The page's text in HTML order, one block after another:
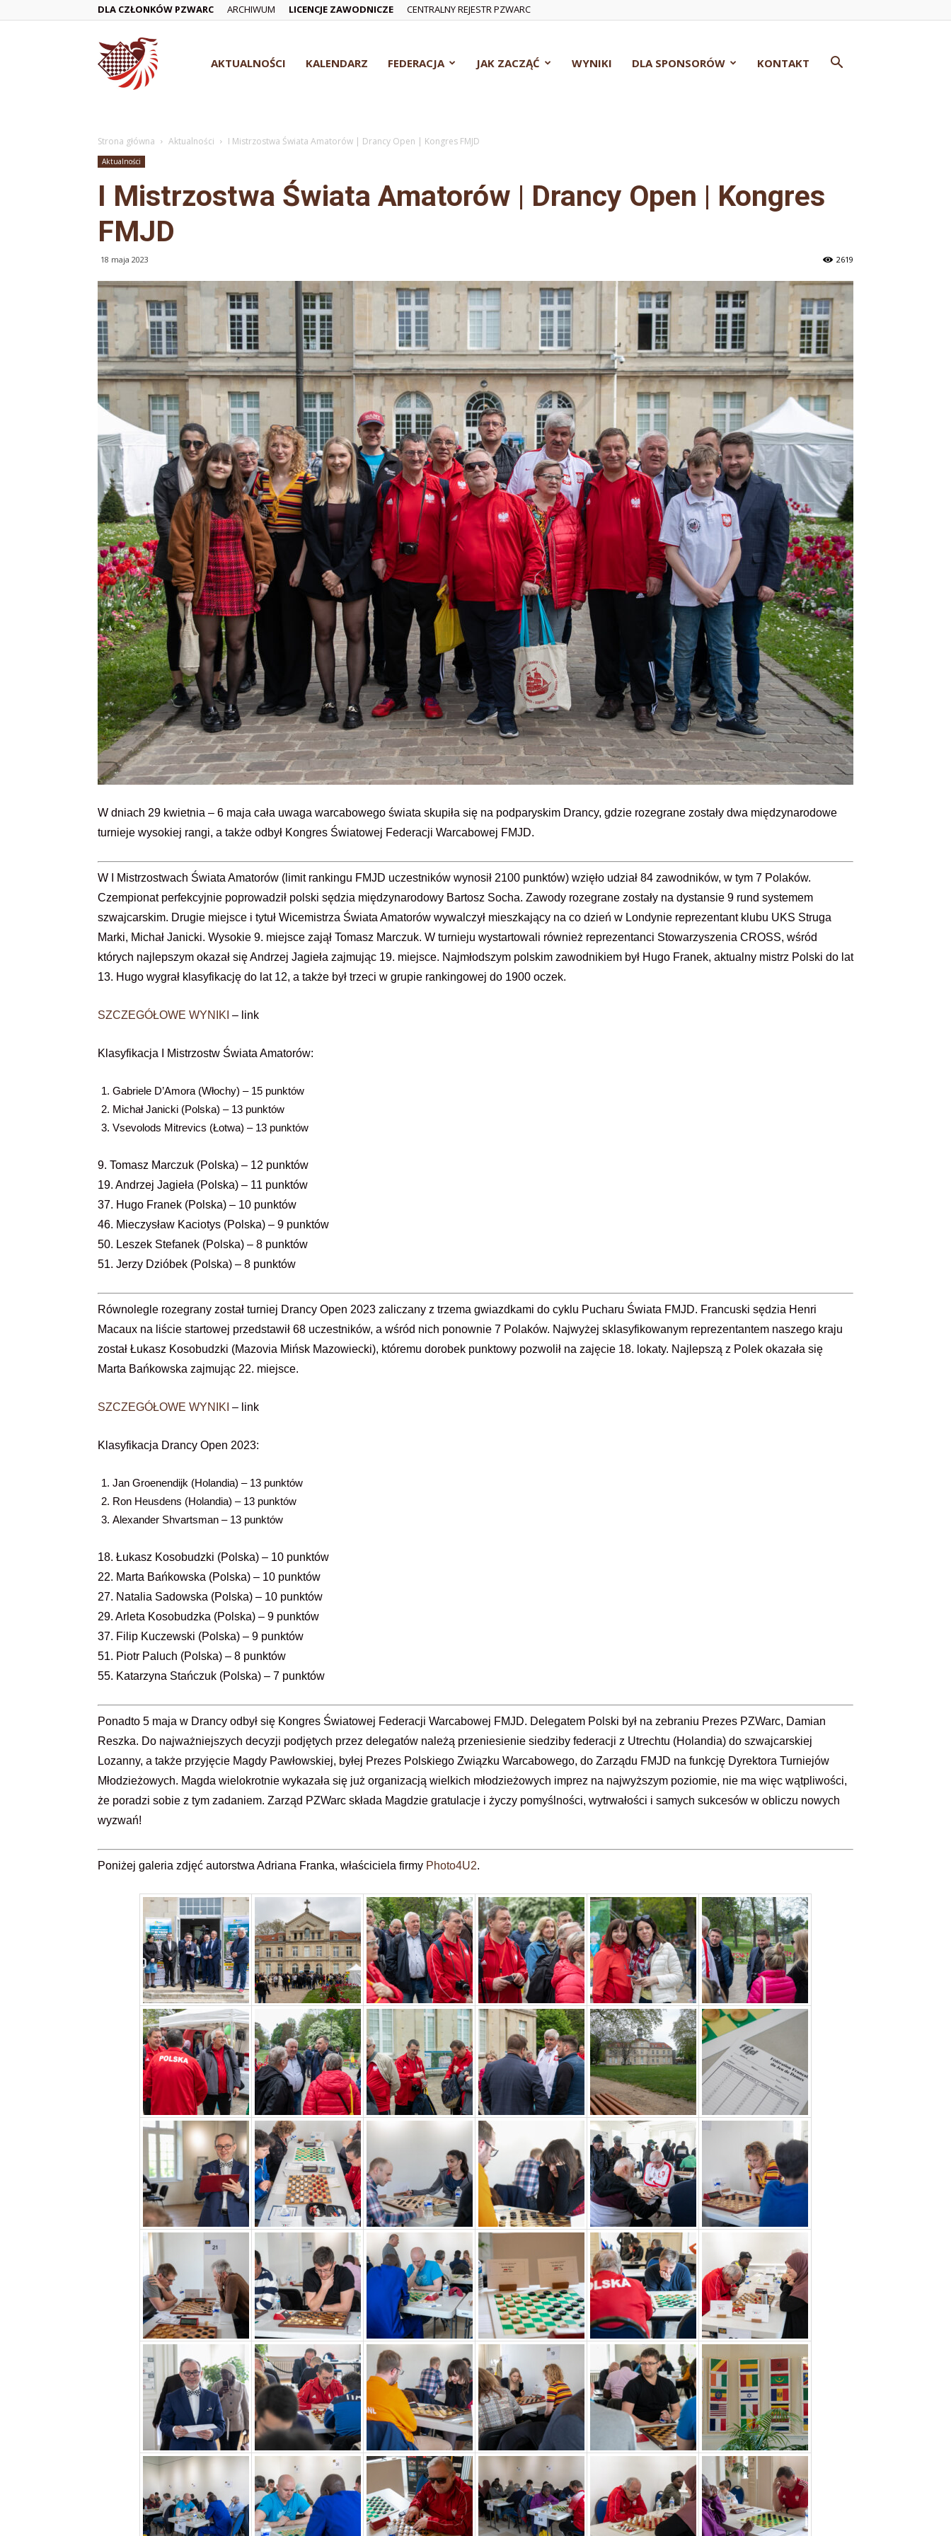
DLA CZŁONKÓW PZWARC ARCHIWUM LICENCJE ZAWODNICZE CENTRALNY REJESTR PZWARC
Polski AKTUALNOŚCI KALENDARZ FEDERACJA JAK ZACZĄĆ WYNIKI DLA SPONSORÓW KONTAKT
Strona główna Aktualności I Mistrzostwa Świata Amatorów | Drancy Open | Kongres FMJD
Aktualności
I Mistrzostwa Świata Amatorów | Drancy Open | Kongres
FMJD
18 maja 2023 2619
W dniach 29 kwietnia – 6 maja cała uwaga warcabowego świata skupiła się na podparyskim Drancy, gdzie rozegrane zostały dwa międzynarodowe
turnieje wysokiej rangi, a także odbył Kongres Światowej Federacji Warcabowej FMJD.
W I Mistrzostwach Świata Amatorów (limit rankingu FMJD uczestników wynosił 2100 punktów) wzięło udział 84 zawodników, w tym 7 Polaków.
Czempionat perfekcyjnie poprowadził polski sędzia międzynarodowy Bartosz Socha. Zawody rozegrane zostały na dystansie 9 rund systemem
szwajcarskim. Drugie miejsce i tytuł Wicemistrza Świata Amatorów wywalczył mieszkający na co dzień w Londynie reprezentant klubu UKS Struga
Marki, Michał Janicki. Wysokie 9. miejsce zajął Tomasz Marczuk. W turnieju wystartowali również reprezentanci Stowarzyszenia CROSS, wśród
których najlepszym okazał się Andrzej Jagieła zajmując 19. miejsce. Najmłodszym polskim zawodnikiem był Hugo Franek, aktualny mistrz Polski do lat
13. Hugo wygrał klasyfikację do lat 12, a także był trzeci w grupie rankingowej do 1900 oczek.
SZCZEGÓŁOWE WYNIKI – link
Klasyfikacja I Mistrzostw Świata Amatorów:
Gabriele D’Amora (Włochy) – 15 punktów
Michał Janicki (Polska) – 13 punktów
Vsevolods Mitrevics (Łotwa) – 13 punktów
9. Tomasz Marczuk (Polska) – 12 punktów
19. Andrzej Jagieła (Polska) – 11 punktów
37. Hugo Franek (Polska) – 10 punktów
46. Mieczysław Kaciotys (Polska) – 9 punktów
50. Leszek Stefanek (Polska) – 8 punktów
51. Jerzy Dzióbek (Polska) – 8 punktów
Równolegle rozegrany został turniej Drancy Open 2023 zaliczany z trzema gwiazdkami do cyklu Pucharu Świata FMJD. Francuski sędzia Henri
Macaux na liście startowej przedstawił 68 uczestników, a wśród nich ponownie 7 Polaków. Najwyżej sklasyfikowanym reprezentantem naszego kraju
został Łukasz Kosobudzki (Mazovia Mińsk Mazowiecki), któremu dorobek punktowy pozwolił na zajęcie 18. lokaty. Najlepszą z Polek okazała się
Marta Bańkowska zajmując 22. miejsce.
SZCZEGÓŁOWE WYNIKI – link
Klasyfikacja Drancy Open 2023:
Jan Groenendijk (Holandia) – 13 punktów
Ron Heusdens (Holandia) – 13 punktów
Alexander Shvartsman – 13 punktów
18. Łukasz Kosobudzki (Polska) – 10 punktów
22. Marta Bańkowska (Polska) – 10 punktów
27. Natalia Sadowska (Polska) – 10 punktów
29. Arleta Kosobudzka (Polska) – 9 punktów
37. Filip Kuczewski (Polska) – 9 punktów
51. Piotr Paluch (Polska) – 8 punktów
55. Katarzyna Stańczuk (Polska) – 7 punktów
Ponadto 5 maja w Drancy odbył się Kongres Światowej Federacji Warcabowej FMJD. Delegatem Polski był na zebraniu Prezes PZWarc, Damian
Reszka. Do najważniejszych decyzji podjętych przez delegatów należą przeniesienie siedziby federacji z Utrechtu (Holandia) do szwajcarskiej
Lozanny, a także przyjęcie Magdy Pawłowskiej, byłej Prezes Polskiego Związku Warcabowego, do Zarządu FMJD na funkcję Dyrektora Turniejów
Młodzieżowych. Magda wielokrotnie wykazała się już organizacją wielkich młodzieżowych imprez na najwyższym poziomie, nie ma więc wątpliwości,
że poradzi sobie z tym zadaniem. Zarząd PZWarc składa Magdzie gratulacje i życzy pomyślności, wytrwałości i samych sukcesów w obliczu nowych
wyzwań!
Poniżej galeria zdjęć autorstwa Adriana Franka, właściciela firmy Photo4U2.